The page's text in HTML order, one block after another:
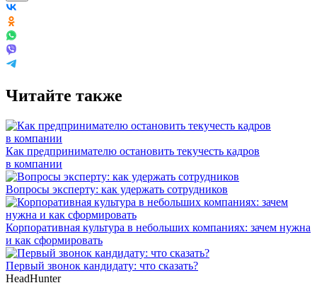
Читайте также
Как предпринимателю остановить текучесть кадров
в компании
Вопросы эксперту: как удержать сотрудников
Корпоративная культура в небольших компаниях: зачем нужна
и как сформировать
Первый звонок кандидату: что сказать?
HeadHunter